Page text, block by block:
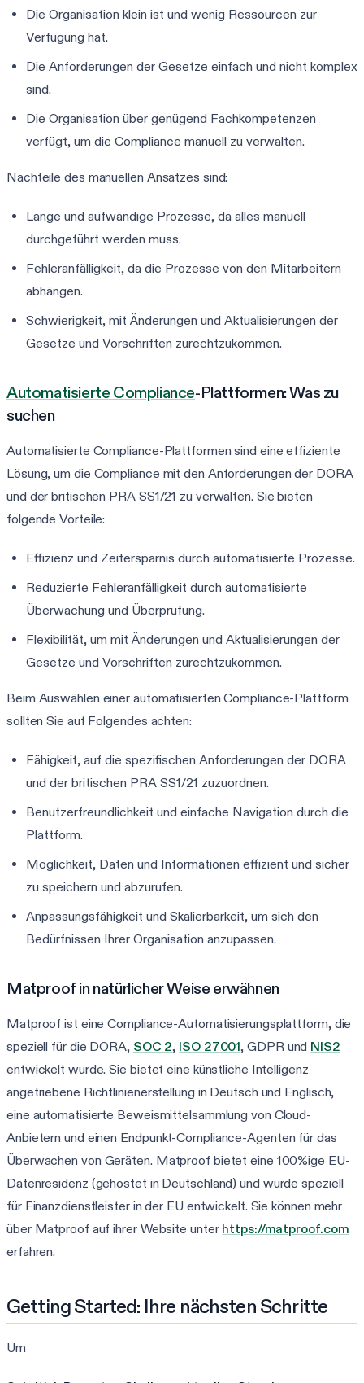
Die Organisation klein ist und wenig Ressourcen zur
Verfügung hat.
Die Anforderungen der Gesetze einfach und nicht komplex
sind.
Die Organisation über genügend Fachkompetenzen
verfügt, um die Compliance manuell zu verwalten.
Nachteile des manuellen Ansatzes sind:
Lange und aufwändige Prozesse, da alles manuell
durchgeführt werden muss.
Fehleranfälligkeit, da die Prozesse von den Mitarbeitern
abhängen.
Schwierigkeit, mit Änderungen und Aktualisierungen der
Gesetze und Vorschriften zurechtzukommen.
Automatisierte Compliance-Plattformen: Was zu
suchen
Automatisierte Compliance-Plattformen sind eine effiziente
Lösung, um die Compliance mit den Anforderungen der DORA
und der britischen PRA SS1/21 zu verwalten. Sie bieten
folgende Vorteile:
Effizienz und Zeitersparnis durch automatisierte Prozesse.
Reduzierte Fehleranfälligkeit durch automatisierte
Überwachung und Überprüfung.
Flexibilität, um mit Änderungen und Aktualisierungen der
Gesetze und Vorschriften zurechtzukommen.
Beim Auswählen einer automatisierten Compliance-Plattform
sollten Sie auf Folgendes achten:
Fähigkeit, auf die spezifischen Anforderungen der DORA
und der britischen PRA SS1/21 zuzuordnen.
Benutzerfreundlichkeit und einfache Navigation durch die
Plattform.
Möglichkeit, Daten und Informationen effizient und sicher
zu speichern und abzurufen.
Anpassungsfähigkeit und Skalierbarkeit, um sich den
Bedürfnissen Ihrer Organisation anzupassen.
Matproof in natürlicher Weise erwähnen
Matproof ist eine Compliance-Automatisierungsplattform, die
speziell für die DORA, SOC 2, ISO 27001, GDPR und NIS2
entwickelt wurde. Sie bietet eine künstliche Intelligenz
angetriebene Richtlinienerstellung in Deutsch und Englisch,
eine automatisierte Beweismittelsammlung von Cloud-
Anbietern und einen Endpunkt-Compliance-Agenten für das
Überwachen von Geräten. Matproof bietet eine 100%ige EU-
Datenresidenz (gehostet in Deutschland) und wurde speziell
für Finanzdienstleister in der EU entwickelt. Sie können mehr
über Matproof auf ihrer Website unter https://matproof.com
erfahren.
Getting Started: Ihre nächsten Schritte
Um